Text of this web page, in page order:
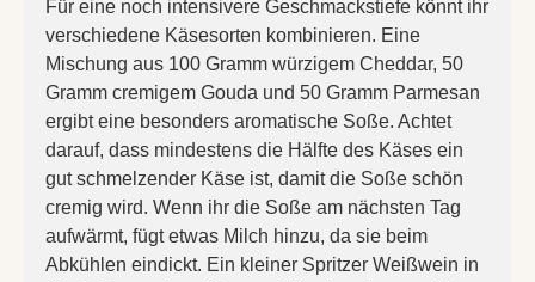
Für eine noch intensivere Geschmackstiefe könnt ihr
verschiedene Käsesorten kombinieren. Eine
Mischung aus 100 Gramm würzigem Cheddar, 50
Gramm cremigem Gouda und 50 Gramm Parmesan
ergibt eine besonders aromatische Soße. Achtet
darauf, dass mindestens die Hälfte des Käses ein
gut schmelzender Käse ist, damit die Soße schön
cremig wird. Wenn ihr die Soße am nächsten Tag
aufwärmt, fügt etwas Milch hinzu, da sie beim
Abkühlen eindickt. Ein kleiner Spritzer Weißwein in